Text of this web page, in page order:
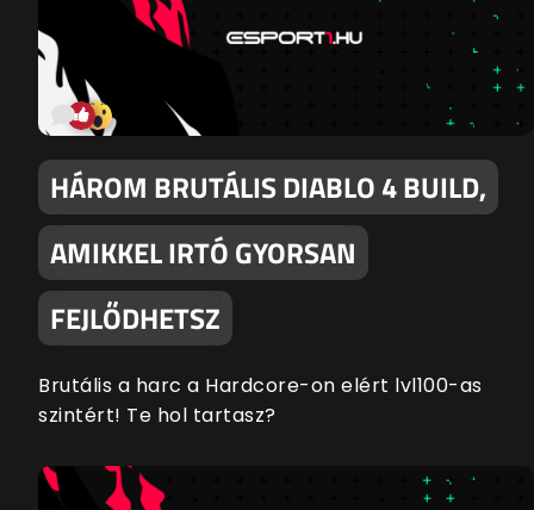
HÁROM BRUTÁLIS DIABLO 4 BUILD,
AMIKKEL IRTÓ GYORSAN
FEJLŐDHETSZ
Brutális a harc a Hardcore-on elért lvl100-as
szintért! Te hol tartasz?